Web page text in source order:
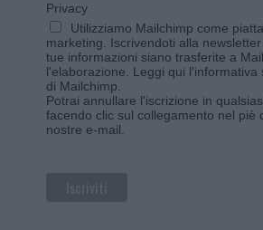
Privacy
Utilizziamo Mailchimp come
marketing. Iscrivendoti alla
tue informazioni siano trasferite a
l'elaborazione. Leggi qui l'informativa
di Mailchimp.
Potrai annullare l'iscrizione in
facendo clic sul collegamento nel piè
nostre e-mail.